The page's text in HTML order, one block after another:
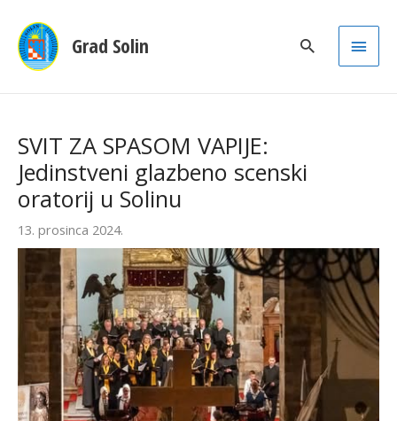
Grad Solin
Main
SVIT ZA SPASOM VAPIJE:
Jedinstveni glazbeno scenski
oratorij u Solinu
13. prosinca 2024.